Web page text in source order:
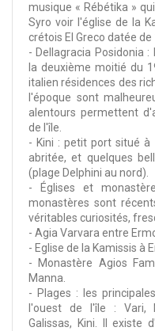
musique « Rébétika »
Syro voir l'église de la
crétois El Greco datée de
- Dellagracia Posidonia
la deuxième moitié du
italien résidences des
l'époque sont
alentours permettent
de l'île.
- Kini : petit port situé
abritée, et quelques
(plage Delphini au nord).
- Églises et
monastères sont
véritables curiosités,
- Agia Varvara entre
- Eglise de la Kamissis à
- Monastère Agios
Manna.
- Plages : les
l'ouest de l'île : Vari,
Galissas, Kini. Il existe